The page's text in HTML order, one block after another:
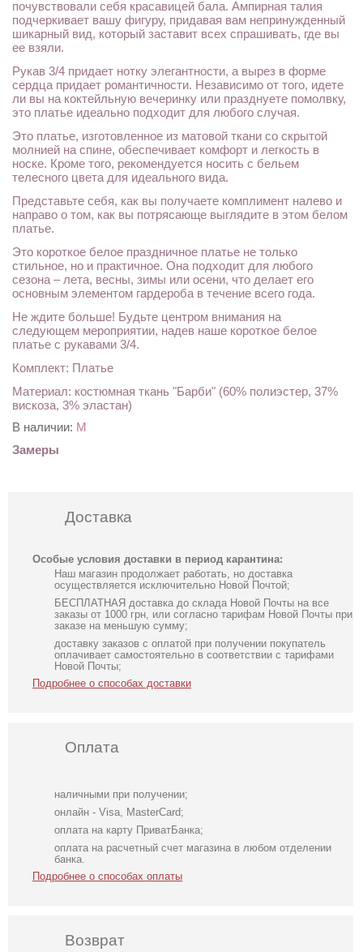
почувствовали себя красавицей бала. Ампирная талия
подчеркивает вашу фигуру, придавая вам непринужденный
шикарный вид, который заставит всех спрашивать, где вы
ее взяли.
Рукав 3/4 придает нотку элегантности, а вырез в форме
сердца придает романтичности. Независимо от того, идете
ли вы на коктейльную вечеринку или празднуете помолвку,
это платье идеально подходит для любого случая.
Это платье, изготовленное из матовой ткани со скрытой
молнией на спине, обеспечивает комфорт и легкость в
носке. Кроме того, рекомендуется носить с бельем
телесного цвета для идеального вида.
Представьте себя, как вы получаете комплимент налево и
направо о том, как вы потрясающе выглядите в этом белом
платье.
Это короткое белое праздничное платье не только
стильное, но и практичное. Она подходит для любого
сезона – лета, весны, зимы или осени, что делает его
основным элементом гардероба в течение всего года.
Не ждите больше! Будьте центром внимания на
следующем мероприятии, надев наше короткое белое
платье с рукавами 3/4.
Комплект: Платье
Материал: костюмная ткань "Барби" (60% полиэстер, 37%
вискоза, 3% эластан)
В наличии: M
Замеры
Доставка
Особые условия доставки в период карантина:
Наш магазин продолжает работать, но доставка
осуществляется исключительно Новой Почтой;
БЕСПЛАТНАЯ доставка до склада Новой Почты на все
заказы от 1000 грн, или согласно тарифам Новой Почты при
заказе на меньшую сумму;
доставку заказов с оплатой при получении покупатель
оплачивает самостоятельно в соответствии с тарифами
Новой Почты;
Подробнее о способах доставки
Оплата
наличными при получении;
онлайн - Visa, MasterCard;
оплата на карту ПриватБанка;
оплата на расчетный счет магазина в любом отделении
банка.
Подробнее о способах оплаты
Возврат